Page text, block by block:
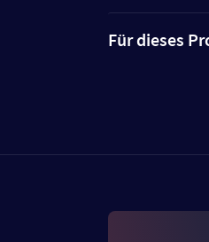
Für dieses